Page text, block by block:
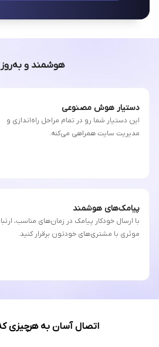
هوشمند و به‌روز
دستیار هوش مصنوعی
این دستیار شما رو در تمام مراحل راه‌اندازی و
مدیریت سایت همراهی می‌کنه.
پیامک‌های هوشمند
با ارسال خودکار پیامک در زمان‌های مناسب،
موثری با مشتری‌های خودتون برقرار کنید.
اتصال آسان به هرچیزی که